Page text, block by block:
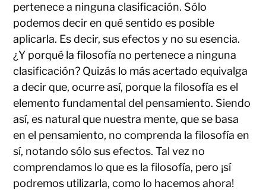
pertenece a ninguna clasificación. Sólo
podemos decir en qué sentido es posible
aplicarla. Es decir, sus efectos y no su esencia.
¿Y porqué la filosofía no pertenece a ninguna
clasificación? Quizás lo más acertado equivalga
a decir que, ocurre así, porque la filosofía es el
elemento fundamental del pensamiento. Siendo
así, es natural que nuestra mente, que se basa
en el pensamiento, no comprenda la filosofía en
sí, notando sólo sus efectos. Tal vez no
comprendamos lo que es la filosofía, pero ¡sí
podremos utilizarla, como lo hacemos ahora!